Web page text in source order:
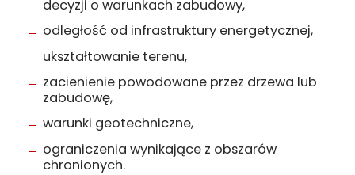
decyzji o warunkach zabudowy,
odległość od infrastruktury energetycznej,
ukształtowanie terenu,
zacienienie powodowane przez drzewa lub
zabudowę,
warunki geotechniczne,
ograniczenia wynikające z obszarów
chronionych.